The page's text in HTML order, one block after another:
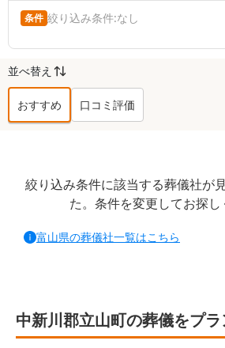
条件 絞り込み条件:なし
並べ替え
おすすめ 口コミ評価
絞り込み条件に該当する葬儀社が
た。条件を変更してお探し
富山県の葬儀社一覧はこちら
中新川郡立山町の葬儀をプ